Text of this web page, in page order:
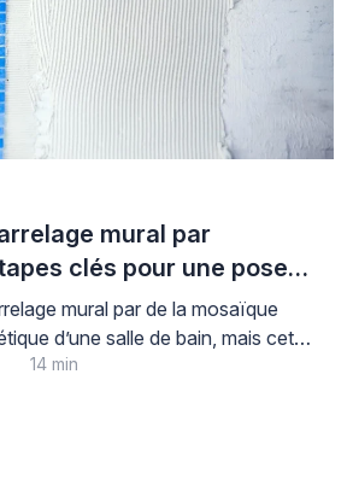
mural par
clés pour une pose
mural par de la mosaïque
d’une salle de bain, mais cette
une méthodologie rigoureuse
14 min